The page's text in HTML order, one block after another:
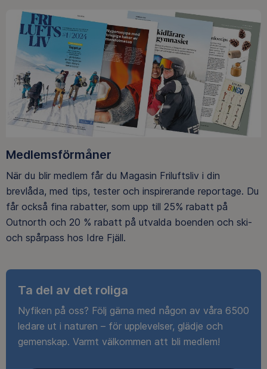
Medlemsförmåner
När du blir medlem får du Magasin Friluftsliv i din
brevlåda, med tips, tester och inspirerande reportage. Du
får också fina rabatter, som upp till 25% rabatt på
Outnorth och 20 % rabatt på utvalda boenden och ski-
och spårpass hos Idre Fjäll.
Ta del av det roliga
Nyfiken på oss? Följ gärna med någon av våra 6500
ledare ut i naturen – för upplevelser, glädje och
gemenskap. Varmt välkommen att bli medlem!